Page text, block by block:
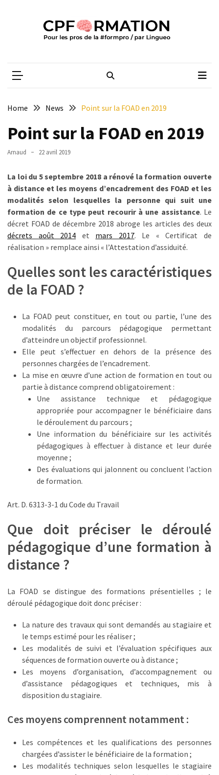
est
réussi,
doit
aller
plus
loin
TVA,
subrogation,
qui
réellement
changer
financement
formations
compétences
qui
change
donne
pour
DRH
prévention
employeurs
les
formation
doivent
CPFORMATION
Home News Point sur la FOAD en 2019
Point sur la FOAD en 2019
Arnaud 22 avril 2019
La loi du 5 septembre 2018 a rénové la formation ouverte
à distance et les moyens d’encadrement des FOAD et les
modalités selon lesquelles la personne qui suit une
formation de ce type peut recourir à une assistance. Le
décret FOAD de décembre 2018 abroge les articles des deux
décrets août 2014 et mars 2017. Le « Certificat de
réalisation » remplace ainsi « l’Attestation d’assiduité.
Quelles sont les caractéristiques
de la FOAD ?
La FOAD peut constituer, en tout ou partie, l’une des
modalités du parcours pédagogique permettant
d’atteindre un objectif professionnel.
Elle peut s’effectuer en dehors de la présence des
personnes chargées de l’encadrement.
La mise en œuvre d’une action de formation en tout ou
partie à distance comprend obligatoirement :
Une assistance technique et pédagogique
appropriée pour accompagner le bénéficiaire dans
le déroulement du parcours ;
Une information du bénéficiaire sur les activités
pédagogiques à effectuer à distance et leur durée
moyenne ;
Des évaluations qui jalonnent ou concluent l’action
de formation.
Art. D. 6313-3-1 du Code du Travail
Que doit préciser le déroulé
pédagogique d’une formation à
distance ?
La FOAD se distingue des formations présentielles ; le
déroulé pédagogique doit donc préciser :
La nature des travaux qui sont demandés au stagiaire et
le temps estimé pour les réaliser ;
Les modalités de suivi et l’évaluation spécifiques aux
séquences de formation ouverte ou à distance ;
Les moyens d’organisation, d’accompagnement ou
d’assistance pédagogiques et techniques, mis à
disposition du stagiaire.
Ces moyens comprennent notamment :
Les compétences et les qualifications des personnes
chargées d’assister le bénéficiaire de la formation ;
Les modalités techniques selon lesquelles le stagiaire